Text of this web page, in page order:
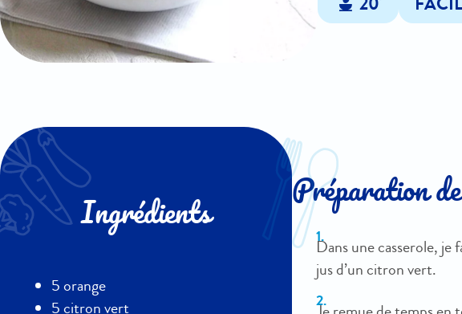
Ingrédients
5 orange
5 citron vert
Préparation
Dans une casserole, je
jus d’un citron vert.